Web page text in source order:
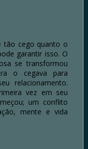
tão cego quanto o
garantir isso. O
se transformou
o cegava para
relacionamento.
vez em seu
um conflito
mente e vida